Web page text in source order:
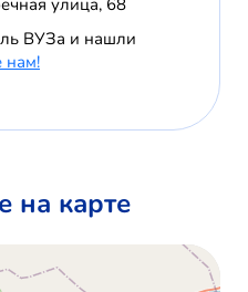
улица, 68
ВУЗа и нашли
нам!
на карте